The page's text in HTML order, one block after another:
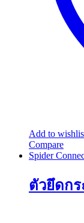
Add to
Compare
Spider
ตัวยึดกร